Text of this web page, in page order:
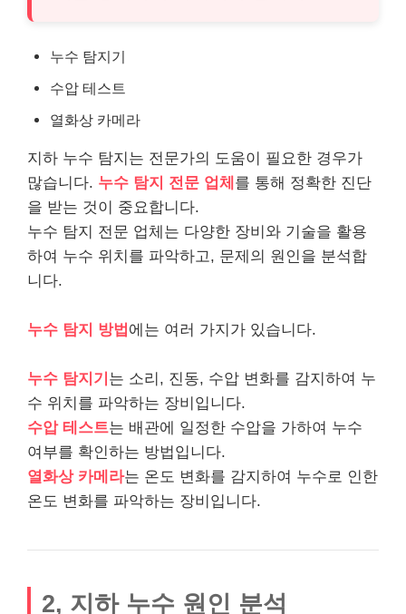
누수 탐지기
수압 테스트
열화상 카메라
지하 누수 탐지는 전문가의 도움이 필요한 경우가
많습니다. 누수 탐지 전문 업체 를 통해 정확한 진단
을 받는 것이 중요합니다.
누수 탐지 전문 업체는 다양한 장비와 기술을 활용
하여 누수 위치를 파악하고, 문제의 원인을 분석합
니다.
누수 탐지 방법 에는 여러 가지가 있습니다.
누수 탐지기 는 소리, 진동, 수압 변화를 감지하여 누
수 위치를 파악하는 장비입니다.
수압 테스트는 배관에 일정한 수압을 가하여 누수
여부를 확인하는 방법입니다.
열화상 카메라는 온도 변화를 감지하여 누수로 인한
온도 변화를 파악하는 장비입니다.
2, 지하 누수 원인 분석